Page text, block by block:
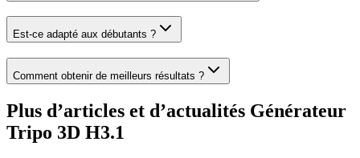
Est-ce adapté aux débutants ?
Comment obtenir de meilleurs résultats ?
Plus d’articles et d’actualités Générateur
Tripo 3D H3.1